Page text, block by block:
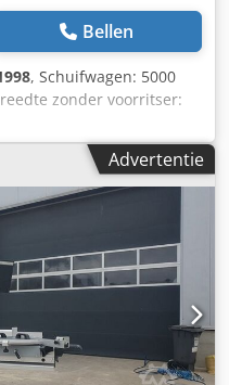
Bellen
, Schuifwagen: 5000
zonder voorritser:
Tip Servo Drive Laser
hoogte- en
mm Gewicht ca. 1100
Tl Exofx Afnjk
Advertentie